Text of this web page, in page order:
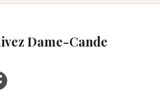
Dame-Cande